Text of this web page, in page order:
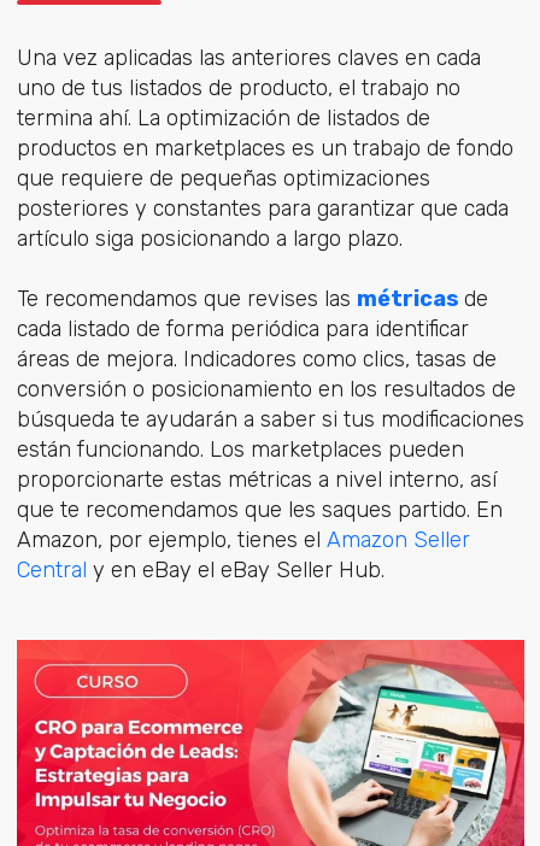
Una vez aplicadas las anteriores claves en cada
uno de tus listados de producto, el trabajo no
termina ahí. La optimización de listados de
productos en marketplaces es un trabajo de fondo
que requiere de pequeñas optimizaciones
posteriores y constantes para garantizar que cada
artículo siga posicionando a largo plazo.
Te recomendamos que revises las métricas de
cada listado de forma periódica para identificar
áreas de mejora. Indicadores como clics, tasas de
conversión o posicionamiento en los resultados de
búsqueda te ayudarán a saber si tus modificaciones
están funcionando. Los marketplaces pueden
proporcionarte estas métricas a nivel interno, así
que te recomendamos que les saques partido. En
Amazon, por ejemplo, tienes el Amazon Seller
Central y en eBay el eBay Seller Hub.